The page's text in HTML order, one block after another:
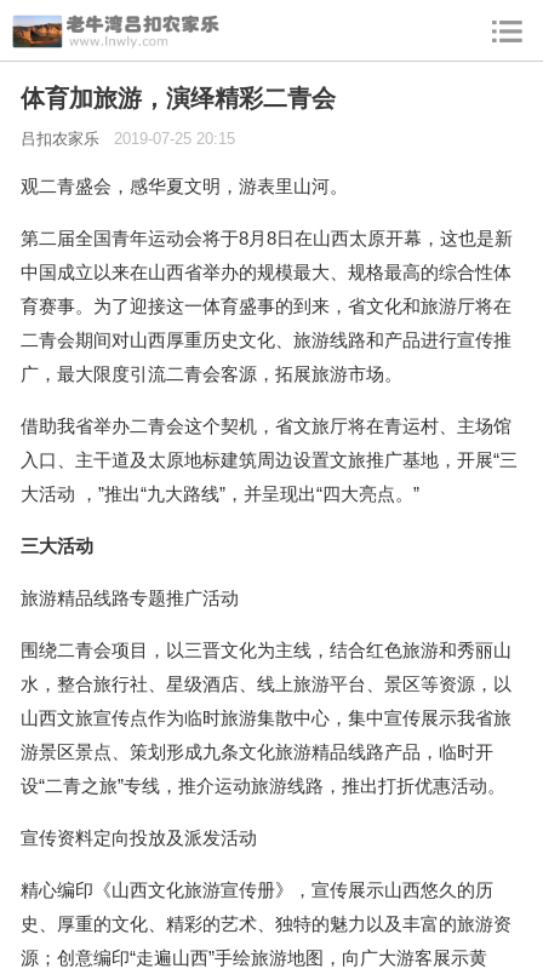
体育加旅游，演绎精彩二青会
吕扣农家乐 2019-07-25 20:15
观二青盛会，感华夏文明，游表里山河。
第二届全国青年运动会将于8月8日在山西太原开幕，这也是新
中国成立以来在山西省举办的规模最大、规格最高的综合性体
育赛事。为了迎接这一体育盛事的到来，省文化和旅游厅将在
二青会期间对山西厚重历史文化、旅游线路和产品进行宣传推
广，最大限度引流二青会客源，拓展旅游市场。
借助我省举办二青会这个契机，省文旅厅将在青运村、主场馆
入口、主干道及太原地标建筑周边设置文旅推广基地，开展“三
大活动 ，”推出“九大路线”，并呈现出“四大亮点。”
三大活动
旅游精品线路专题推广活动
围绕二青会项目，以三晋文化为主线，结合红色旅游和秀丽山
水，整合旅行社、星级酒店、线上旅游平台、景区等资源，以
山西文旅宣传点作为临时旅游集散中心，集中宣传展示我省旅
游景区景点、策划形成九条文化旅游精品线路产品，临时开
设“二青之旅”专线，推介运动旅游线路，推出打折优惠活动。
宣传资料定向投放及派发活动
精心编印《山西文化旅游宣传册》，宣传展示山西悠久的历
史、厚重的文化、精彩的艺术、独特的魅力以及丰富的旅游资
源；创意编印“走遍山西”手绘旅游地图，向广大游客展示黄